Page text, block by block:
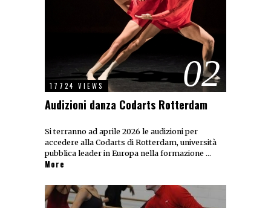
02
17724 VIEWS
Audizioni danza Codarts Rotterdam
Si terranno ad aprile 2026 le audizioni per
accedere alla Codarts di Rotterdam, università
pubblica leader in Europa nella formazione …
More